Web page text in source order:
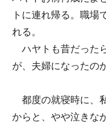
トに連れ帰る。職場
れる。
ハヤトも昔だった
が、夫婦になったの
都度の就寝時に、
からと、やや泣きな